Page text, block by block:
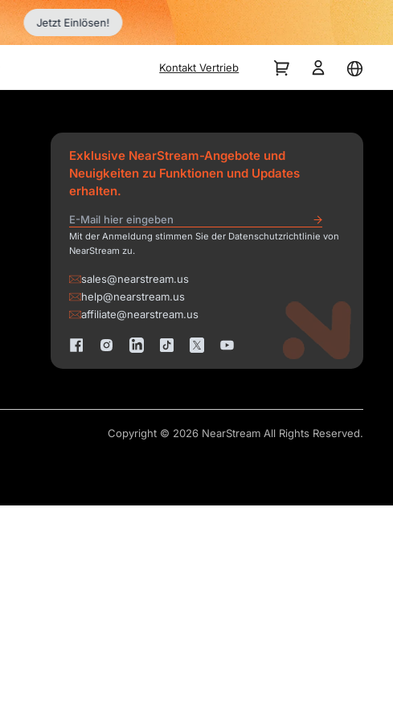
Jetzt Einlösen!
Kontakt Vertrieb
Exklusive NearStream-Angebote und
Neuigkeiten zu Funktionen und Updates
erhalten.
Mit der Anmeldung stimmen Sie der Datenschutzrichtlinie von
NearStream zu.
sales@nearstream.us
help@nearstream.us
affiliate@nearstream.us
Copyright © 2026 NearStream All Rights Reserved.